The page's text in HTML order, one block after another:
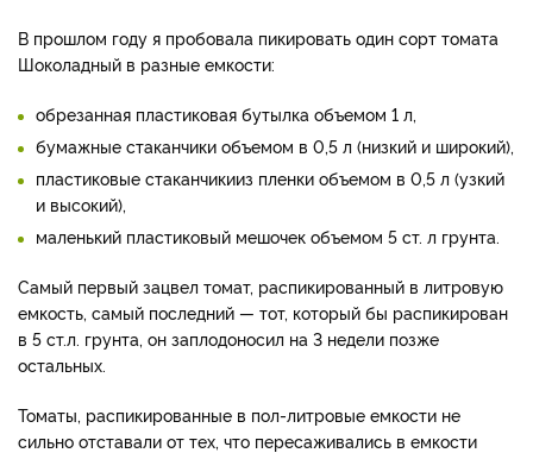
В прошлом году я пробовала пикировать один сорт томата
Шоколадный в разные емкости:
обрезанная пластиковая бутылка объемом 1 л,
бумажные стаканчики объемом в 0,5 л (низкий и широкий),
пластиковые стаканчикииз пленки объемом в 0,5 л (узкий
и высокий),
маленький пластиковый мешочек объемом 5 ст. л грунта.
Самый первый зацвел томат, распикированный в литровую
емкость, самый последний — тот, который бы распикирован
в 5 ст.л. грунта, он заплодоносил на 3 недели позже
остальных.
Томаты, распикированные в пол-литровые емкости не
сильно отставали от тех, что пересаживались в емкости